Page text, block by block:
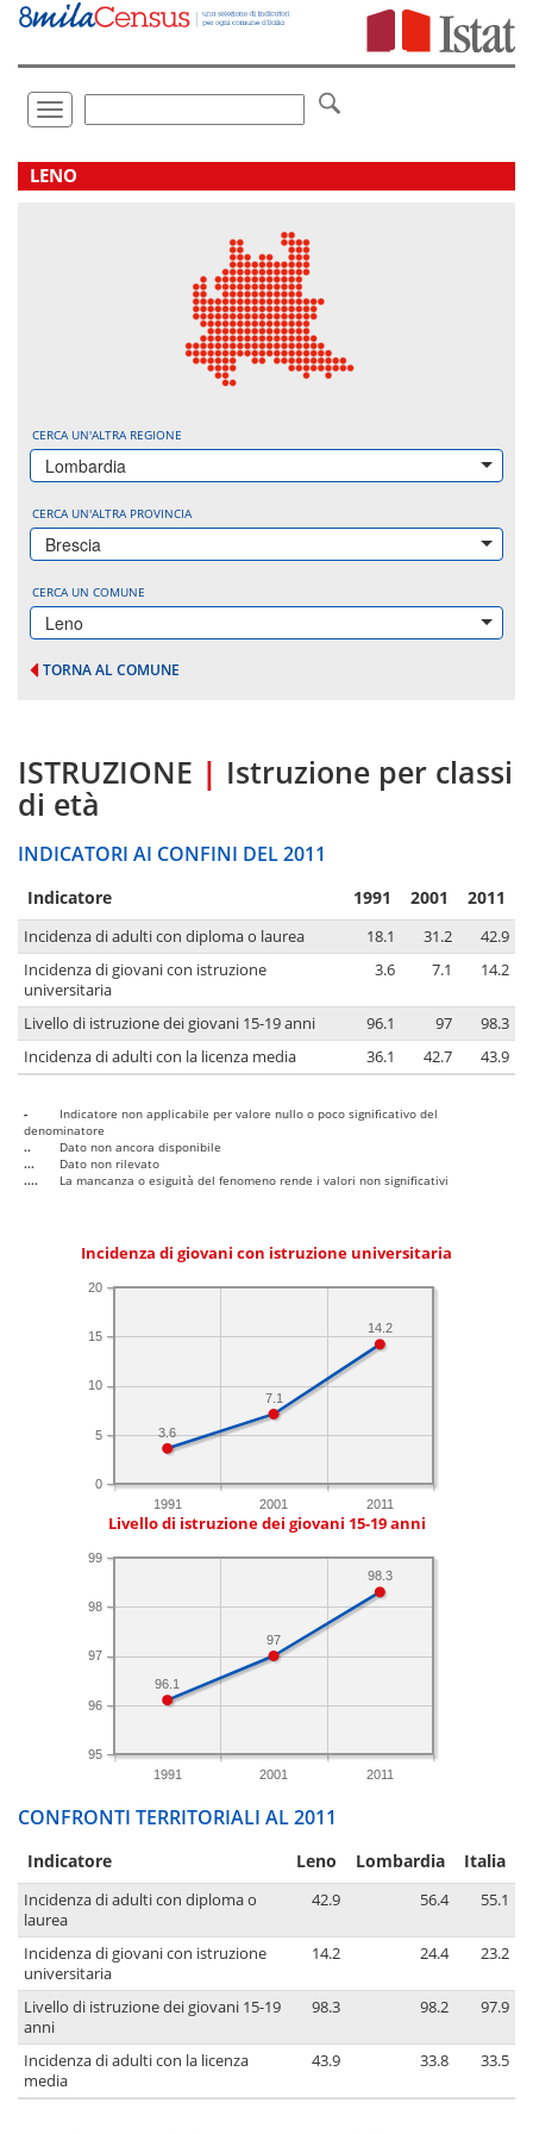
Vai
direttamente
Toggle
navigation
LENO
CERCA UN'ALTRA REGIONE
Lombardia
CERCA UN'ALTRA PROVINCIA
Brescia
CERCA UN COMUNE
Leno
TORNA AL COMUNE
ISTRUZIONE | Istruzione per classi
di età
INDICATORI AI CONFINI DEL 2011
Indicatore 1991 2001 2011
Incidenza di adulti con diploma o laurea 18.1 31.2
42.9
Incidenza di giovani con istruzione
universitaria
3.6 7.1 14.2
Livello di istruzione dei giovani 15-19 anni 96.1 97
98.3
Incidenza di adulti con la licenza media
36.1 42.7 43.9
-
Indicatore non applicabile per valore nullo o poco significativo del
denominatore
..
Dato non ancora disponibile
...
Dato non rilevato
....
La mancanza o esiguità del fenomeno rende i valori non significativi
Incidenza di giovani con istruzione universitaria
1991 2001 2011
0
5
10
15
20
14.2
7.1
3.6
Livello di istruzione dei giovani 15-19 anni
1991 2001 2011
95
96
97
98
99
98.3
97
96.1
CONFRONTI TERRITORIALI AL 2011
Indicatore Leno Lombardia Italia
Incidenza di adulti con diploma o
laurea
42.9 56.4 55.1
Incidenza di giovani con istruzione
universitaria
14.2 24.4 23.2
Livello di istruzione dei giovani 15-19
anni
98.3 98.2 97.9
Incidenza di adulti con la licenza
media
43.9 33.8 33.5